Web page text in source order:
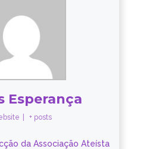
Esperança
+ posts
da Associação Ateísta